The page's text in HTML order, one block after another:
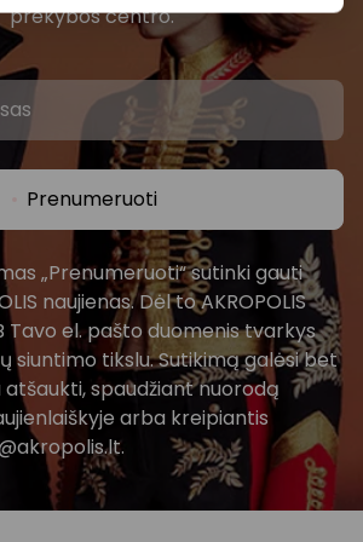
prekybos centro.
Prenumeruoti
„Prenumeruoti“ sutinki gauti
naujienas. Dėl to AKROPOLIS
Tavo el. pašto duomenis tvarkys
siuntimo tikslu. Sutikimą galėsi bet
spaudžiant nuorodą
arba kreipiantis